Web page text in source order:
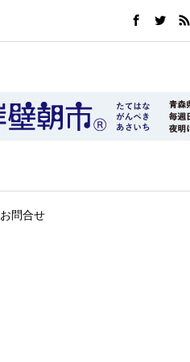
お問合せ